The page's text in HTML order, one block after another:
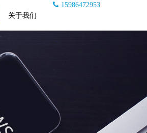
15986472953
关于我们